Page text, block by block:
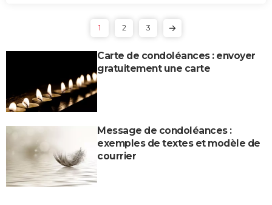
1 2 3
Carte de condoléances : envoyer
gratuitement une carte
Message de condoléances :
exemples de textes et modèle de
courrier